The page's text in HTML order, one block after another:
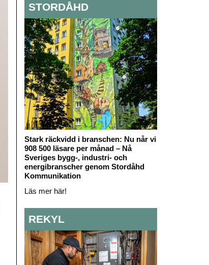
STORDÅHD
Stark räckvidd i branschen: Nu når vi
908 500 läsare per månad – Nå
Sveriges bygg-, industri- och
energibranscher genom Stordåhd
Kommunikation
Läs mer här!
REKYL